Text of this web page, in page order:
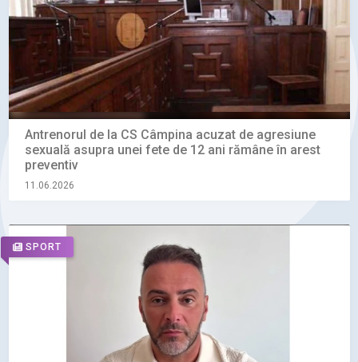
Antrenorul de la CS Câmpina acuzat de agresiune
sexuală asupra unei fete de 12 ani rămâne în arest
preventiv
11.06.2026
SPORT